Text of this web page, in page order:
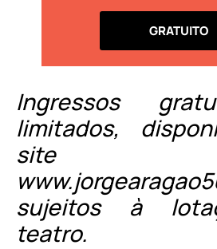
GRATUITO
Ingressos
limitados,
site
sujeitos à
teatro.